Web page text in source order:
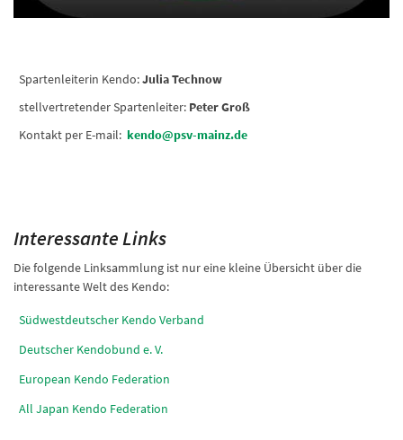
Spartenleiterin Kendo:Julia Technow
stellvertretender Spartenleiter: Peter Groß
Kontakt per E-mail: kendo@psv-mainz.de
Interessante Links
Die folgende Linksammlung ist nur eine kleine Übersicht über die
interessante Welt des Kendo:
Südwestdeutscher Kendo Verband
Deutscher Kendobund e. V.
European Kendo Federation
All Japan Kendo Federation